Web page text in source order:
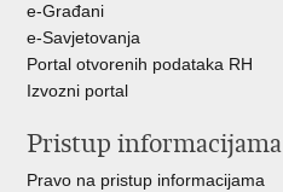
e-Građani
e-Savjetovanja
Portal otvorenih podataka RH
Izvozni portal
Pristup informacijama
Pravo na pristup informacijama